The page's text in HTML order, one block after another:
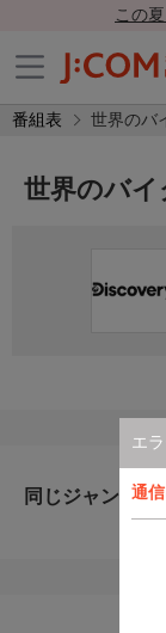
この
番組表 世界のバ
エ
通
世界のバイ
同じジャンルの